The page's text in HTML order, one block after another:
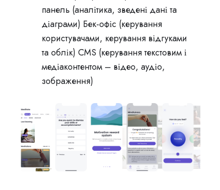
панель (аналітика, зведені дані та
діаграми) Бек-офіс (керування
користувачами, керування відгуками
та облік) CMS (керування текстовим і
медіаконтентом – відео, аудіо,
зображення)